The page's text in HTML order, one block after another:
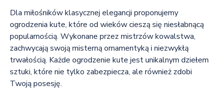
Dla miłośników klasycznej elegancji proponujemy
ogrodzenia kute, które od wieków cieszą się niesłabnącą
popularnością. Wykonane przez mistrzów kowalstwa,
zachwycają swoją misterną ornamentyką i niezwykłą
trwałością. Każde ogrodzenie kute jest unikalnym dziełem
sztuki, które nie tylko zabezpiecza, ale również zdobi
Twoją posesję.